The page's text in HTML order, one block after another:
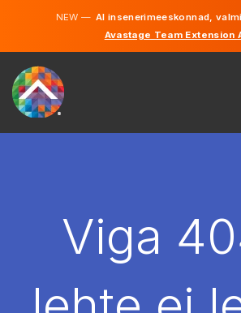
NEW —AI insenerimeeskonnad,
Avastage Team Extension
PALKAMAViga